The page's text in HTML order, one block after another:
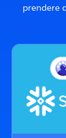
prendere